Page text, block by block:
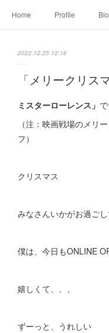
Home Profile
2022.12.25 12:16
「メリークリス
ミスターローレンス」
（注：映画戦場のメリ
フ）
クリスマス
みなさんいかがお過ご
僕は、今日もONLINE
嬉しくて、、、
ずーっと、うれしい